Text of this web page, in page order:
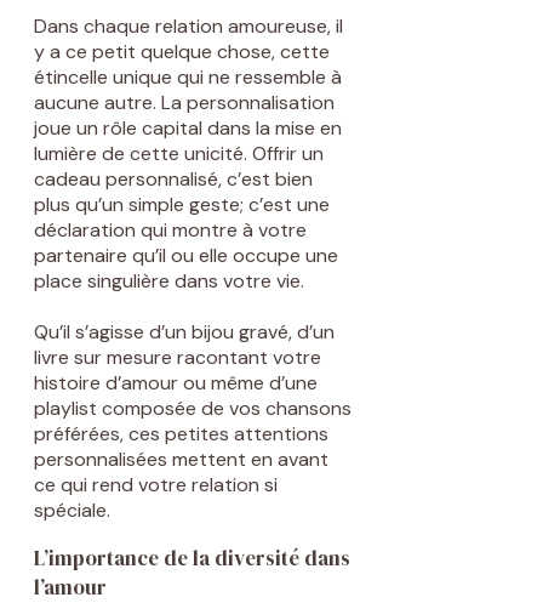
Dans chaque relation amoureuse, il
y a ce petit quelque chose, cette
étincelle unique qui ne ressemble à
aucune autre. La personnalisation
joue un rôle capital dans la mise en
lumière de cette unicité. Offrir un
cadeau personnalisé, c’est bien
plus qu’un simple geste; c’est une
déclaration qui montre à votre
partenaire qu’il ou elle occupe une
place singulière dans votre vie.
Qu’il s’agisse d’un bijou gravé, d’un
livre sur mesure racontant votre
histoire d’amour ou même d’une
playlist composée de vos chansons
préférées, ces petites attentions
personnalisées mettent en avant
ce qui rend votre relation si
spéciale.
L’importance de la diversité dans
l’amour